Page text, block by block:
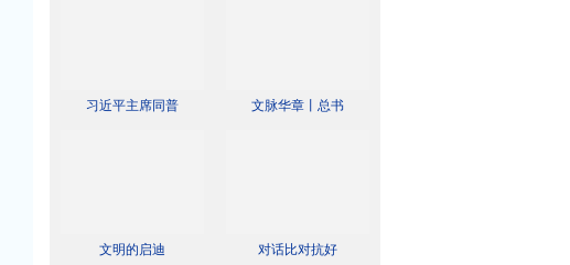
习近平主席同普 文脉华章丨总书
文明的启迪 对话比对抗好